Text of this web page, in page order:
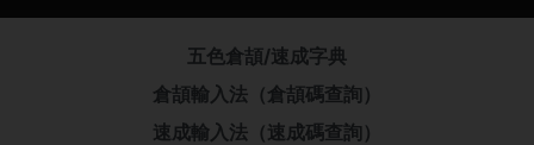
五色倉頡/速成字典
倉頡輸入法（倉頡碼查詢）
速成輸入法（速成碼查詢）